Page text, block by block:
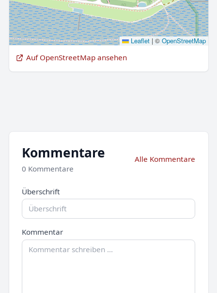
Leaflet |© OpenStreetMap
Auf OpenStreetMap ansehen
Kommentare
0 Kommentare
Alle Kommentare
Überschrift
Kommentar